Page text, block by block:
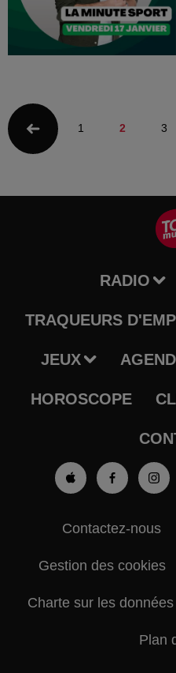
1 2 3
RADIO
TRAQUEURS
JEUX
HOROSCOPE
Contactez-nous
Gestion des cookies
Charte sur les
Plan